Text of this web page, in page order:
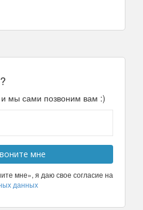
мы сами позвоним вам :)
мне», я даю свое согласие на
данных